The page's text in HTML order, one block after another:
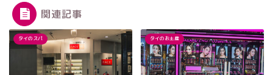
関連記事
タイのスパ タイのお土産